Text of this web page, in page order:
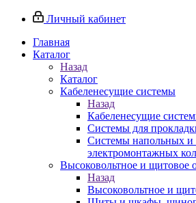
Личный кабинет
Главная
Каталог
Назад
Каталог
Кабеленесущие системы
Назад
Кабеленесущие
Системы для
Системы напольных и
электромонтажных
Высоковольтное и щитовое
Назад
Высоковольтное и